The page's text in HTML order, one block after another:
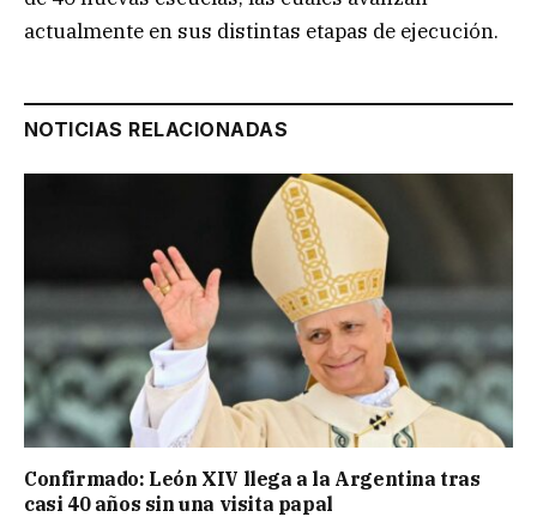
actualmente en sus distintas etapas de ejecución.
NOTICIAS RELACIONADAS
Confirmado: León XIV llega a la Argentina tras
casi 40 años sin una visita papal